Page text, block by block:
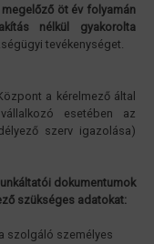
megelőző öt év folyamán
nélkül gyakorolta
tevékenységet.
a kérelmező által
esetében az
szerv igazolása)
dokumentumok
szükséges adatokat:
szolgáló személyes